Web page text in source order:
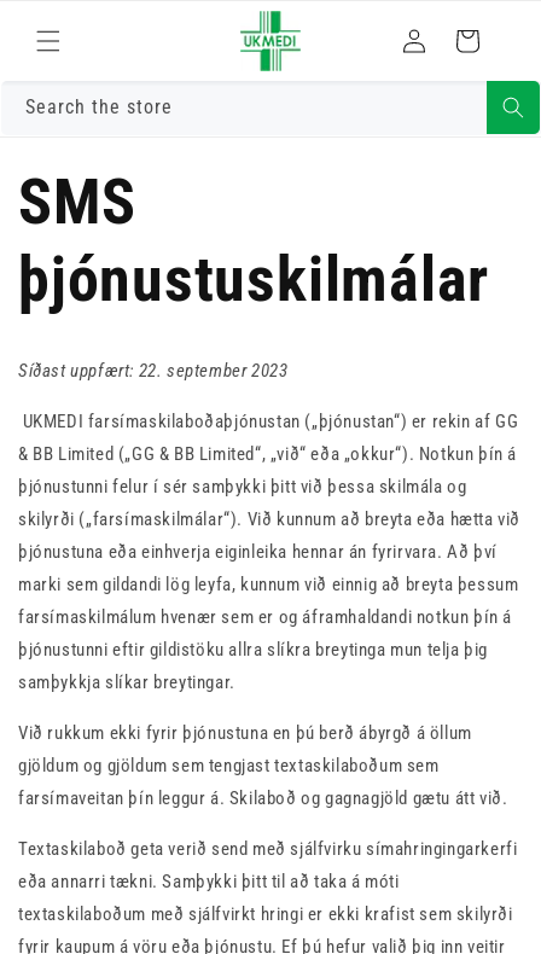
Fara í efni
inn
Karfa
Search the store
SMS
þjónustuskilmálar
Síðast uppfært: 22. september 2023
UKMEDI farsímaskilaboðaþjónustan („þjónustan“) er rekin af GG
& BB Limited („GG & BB Limited“, „við“ eða „okkur“). Notkun þín á
þjónustunni felur í sér samþykki þitt við þessa skilmála og
skilyrði („farsímaskilmálar“). Við kunnum að breyta eða hætta við
þjónustuna eða einhverja eiginleika hennar án fyrirvara. Að því
marki sem gildandi lög leyfa, kunnum við einnig að breyta þessum
farsímaskilmálum hvenær sem er og áframhaldandi notkun þín á
þjónustunni eftir gildistöku allra slíkra breytinga mun telja þig
samþykkja slíkar breytingar.
Við rukkum ekki fyrir þjónustuna en þú berð ábyrgð á öllum
gjöldum og gjöldum sem tengjast textaskilaboðum sem
farsímaveitan þín leggur á. Skilaboð og gagnagjöld gætu átt við.
Textaskilaboð geta verið send með sjálfvirku símahringingarkerfi
eða annarri tækni. Samþykki þitt til að taka á móti
textaskilaboðum með sjálfvirkt hringi er ekki krafist sem skilyrði
fyrir kaupum á vöru eða þjónustu. Ef þú hefur valið þig inn veitir